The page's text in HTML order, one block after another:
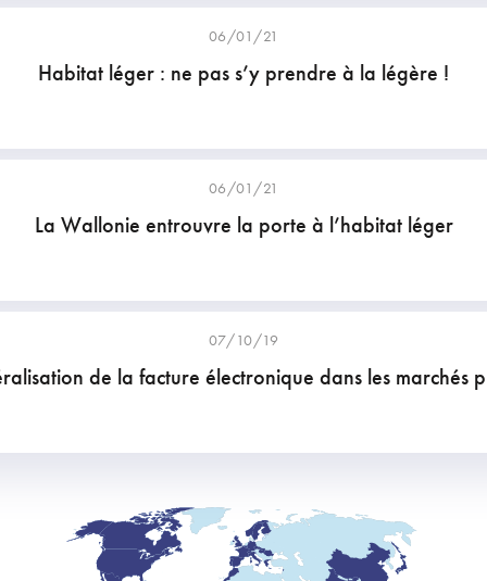
06/01/21
Habitat léger : ne pas s’y prendre à la légère !
06/01/21
La Wallonie entrouvre la porte à l’habitat léger
07/10/19
de la facture électronique dans les marchés